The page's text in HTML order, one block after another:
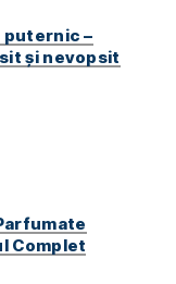
puternic –
și nevopsit
Complet